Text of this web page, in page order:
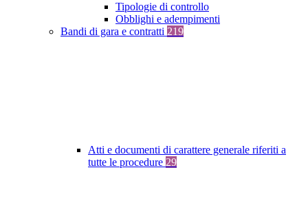
Tipologie di controllo
Obblighi e adempimenti
Bandi di gara e contratti 219
Atti e documenti di carattere generale riferiti a
tutte le procedure 29